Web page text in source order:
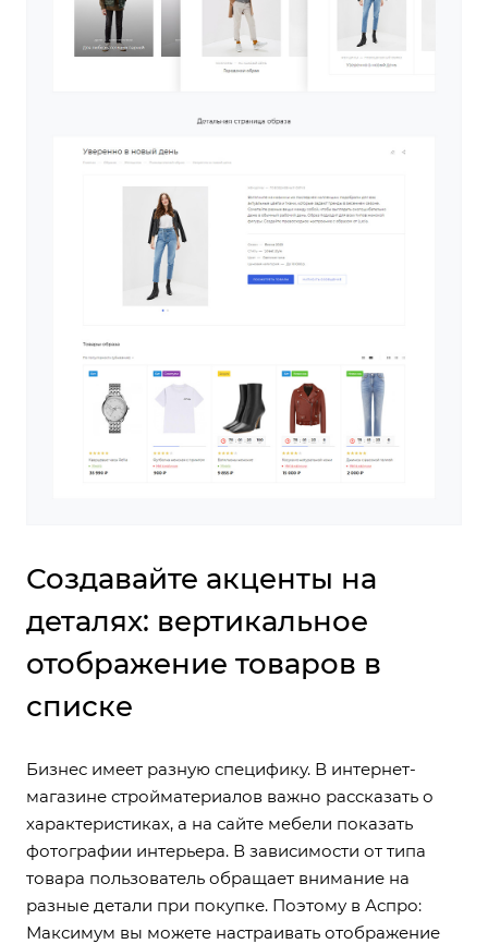
Создавайте акценты на
деталях: вертикальное
отображение товаров в
списке
Бизнес имеет разную специфику. В интернет-
магазине стройматериалов важно рассказать о
характеристиках, а на сайте мебели показать
фотографии интерьера. В зависимости от типа
товара пользователь обращает внимание на
разные детали при покупке. Поэтому в Аспро:
Максимум вы можете настраивать отображение